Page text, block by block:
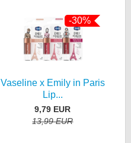
-30%
Vaseline x Emily in Paris
Lip...
9,79 EUR
13,99 EUR